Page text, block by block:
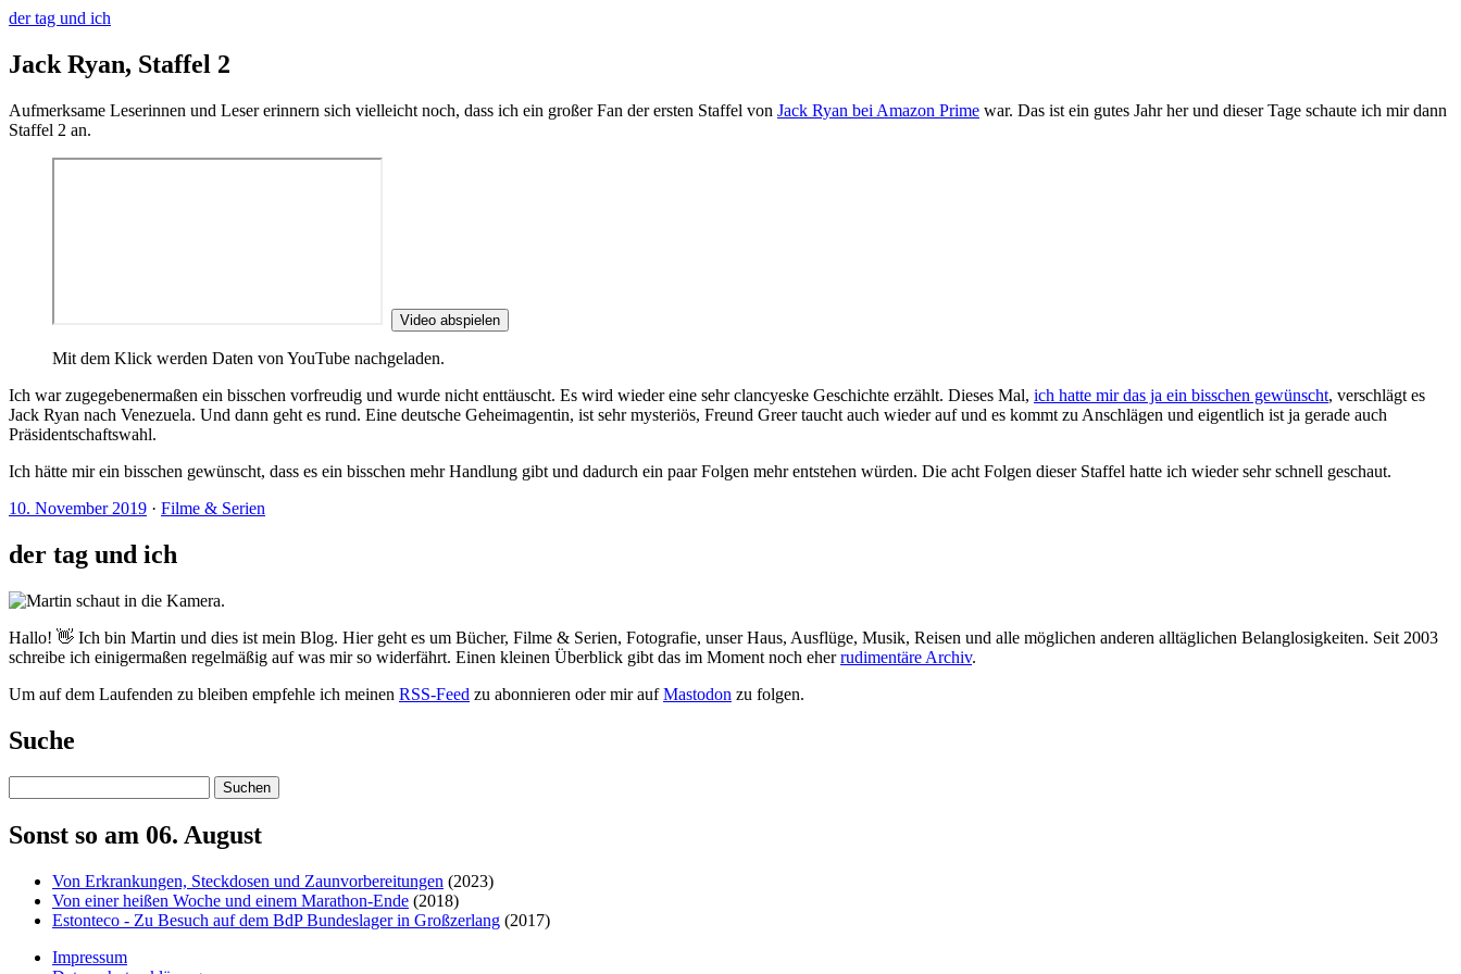
der tag und ich
Jack Ryan, Staffel 2
Aufmerksame Leserinnen und Leser erinnern sich vielleicht noch, dass ich ein großer Fan der ersten Staffel von Jack Ryan bei Amazon Prime war. Das ist ein gutes Jahr her und dieser Tage schaute ich mir dann
Staffel 2 an.
Video abspielen
Mit dem Klick werden Daten von YouTube nachgeladen.
Ich war zugegebenermaßen ein bisschen vorfreudig und wurde nicht enttäuscht. Es wird wieder eine sehr clancyeske Geschichte erzählt. Dieses Mal, ich hatte mir das ja ein bisschen gewünscht, verschlägt es
Jack Ryan nach Venezuela. Und dann geht es rund. Eine deutsche Geheimagentin, ist sehr mysteriös, Freund Greer taucht auch wieder auf und es kommt zu Anschlägen und eigentlich ist ja gerade auch
Präsidentschaftswahl.
Ich hätte mir ein bisschen gewünscht, dass es ein bisschen mehr Handlung gibt und dadurch ein paar Folgen mehr entstehen würden. Die acht Folgen dieser Staffel hatte ich wieder sehr schnell geschaut.
10. November 2019 · Filme & Serien
der tag und ich
Hallo! 👋 Ich bin Martin und dies ist mein Blog. Hier geht es um Bücher, Filme & Serien, Fotografie, unser Haus, Ausflüge, Musik, Reisen und alle möglichen anderen alltäglichen Belanglosigkeiten. Seit 2003
schreibe ich einigermaßen regelmäßig auf was mir so widerfährt. Einen kleinen Überblick gibt das im Moment noch eherrudimentäre Archiv.
Um auf dem Laufenden zu bleiben empfehle ich meinen RSS-Feed zu abonnieren oder mir aufMastodon zu folgen.
Suche
Suchen
Sonst so am 06. August
Von Erkrankungen, Steckdosen und Zaunvorbereitungen (2023)
Von einer heißen Woche und einem Marathon-Ende (2018)
Estonteco - Zu Besuch auf dem BdP Bundeslager in Großzerlang (2017)
Impressum